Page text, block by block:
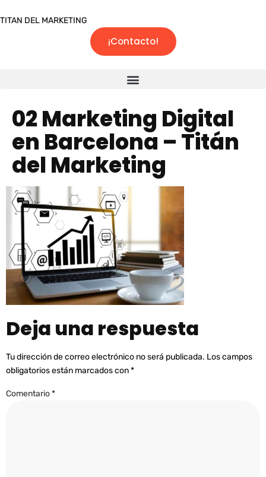
TITAN DEL MARKETING
¡Contacto!
02 Marketing Digital
en Barcelona – Titán
del Marketing
Deja una respuesta
Tu dirección de correo electrónico no será publicada. Los campos
obligatorios están marcados con*
Comentario*